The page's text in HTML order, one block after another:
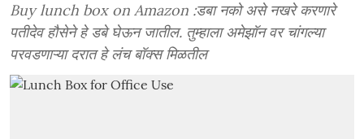
Buy lunch box on Amazon :डबा नको असे नखरे करणारे
पतीदेव हौसेने हे डबे घेऊन जातील. तुम्हाला अमेझॉन वर चांगल्या
परवडणाऱ्या दरात हे लंच बॉक्स मिळतील